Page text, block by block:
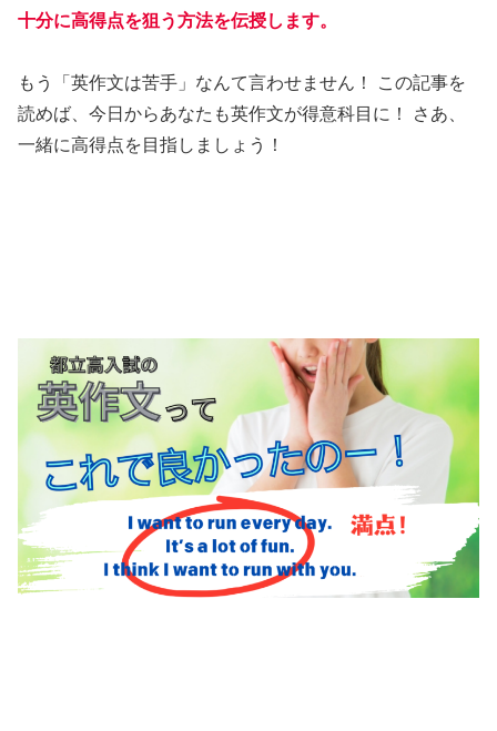
十分に高得点を狙う方法を伝授します。
もう「英作文は苦手」なんて言わせません！ この記事を
読めば、今日からあなたも英作文が得意科目に！ さあ、
一緒に高得点を目指しましょう！